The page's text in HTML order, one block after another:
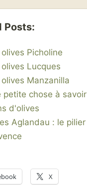
Posts:
Picholine
Lucques
Manzanilla
petite chose à
d'olives
Aglandau : le
X